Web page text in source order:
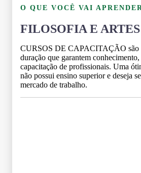
O QUE VOCÊ VAI
FILOSOFIA E ARTES
CURSOS DE CAPACITAÇÃO são
duração que garantem
capacitação de profissionais. Uma
não possui ensino superior e deseja
mercado de trabalho.